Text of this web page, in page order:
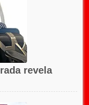
revela